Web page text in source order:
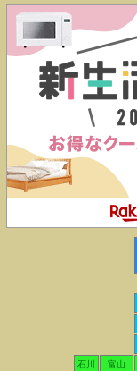
石川 富山